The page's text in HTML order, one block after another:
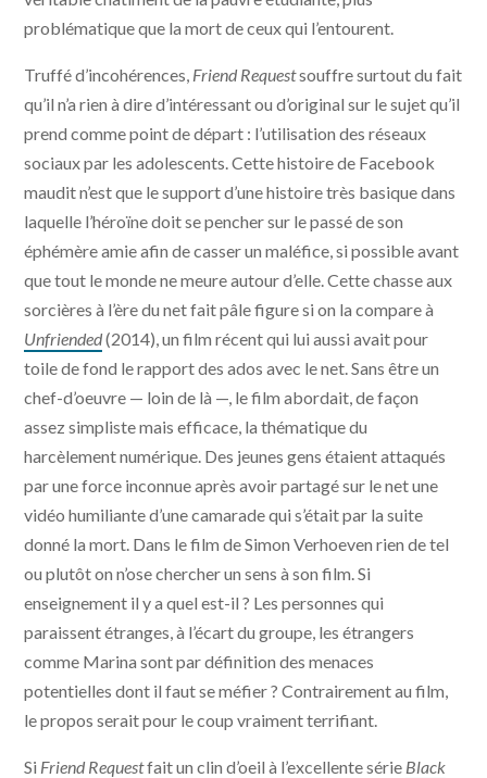
problématique que la mort de ceux qui l’entourent.
Truffé d’incohérences, Friend Requestsouffre surtout du fait
qu’il n’a rien à dire d’intéressant ou d’original sur le sujet qu’il
prend comme point de départ : l’utilisation des réseaux
sociaux par les adolescents. Cette histoire de Facebook
maudit n’est que le support d’une histoire très basique dans
laquelle l’héroïne doit se pencher sur le passé de son
éphémère amie afin de casser un maléfice, si possible avant
que tout le monde ne meure autour d’elle. Cette chasse aux
sorcières à l’ère du net fait pâle figure si on la compare à
Unfriended(2014), un film récent qui lui aussi avait pour
toile de fond le rapport des ados avec le net. Sans être un
chef-d’oeuvre — loin de là —, le film abordait, de façon
assez simpliste mais efficace, la thématique du
harcèlement numérique. Des jeunes gens étaient attaqués
par une force inconnue après avoir partagé sur le net une
vidéo humiliante d’une camarade qui s’était par la suite
donné la mort. Dans le film de Simon Verhoeven rien de tel
ou plutôt on n’ose chercher un sens à son film. Si
enseignement il y a quel est-il ? Les personnes qui
paraissent étranges, à l’écart du groupe, les étrangers
comme Marina sont par définition des menaces
potentielles dont il faut se méfier ? Contrairement au film,
le propos serait pour le coup vraiment terrifiant.
Si Friend Requestfait un clin d’oeil à l’excellente série Black